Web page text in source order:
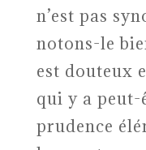
n’est pas
notons-le
est douteux
qui y a peut-
prudence